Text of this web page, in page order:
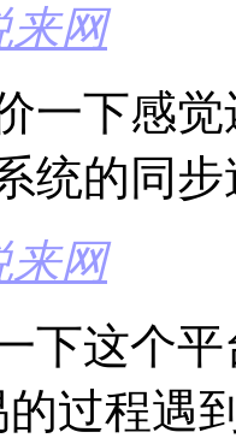
来网
一下感
统的同
来网
下这个
的过程遇